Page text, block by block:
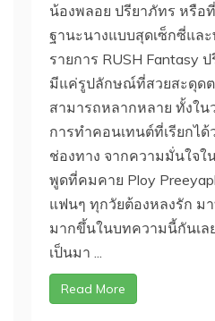
น้องพลอย ปรียาภัทร หรือ
ฐานะนางแบบสุดเซ็กซี่แล
รายการ RUSH Fantasy
มีแค่รูปลักษณ์ที่สวยสะดุด
สามารถหลากหลาย ทั้งใน
การทำคอนเทนต์ที่เรียกไ
ช่องทาง จากความมั่นใจใ
พูดที่คมคาย Ploy
แฟนๆ ทุกวัยต้องหลงรัก ม
มากขึ้นในบทความนี้กันเล
เป็นมา ...
Read More